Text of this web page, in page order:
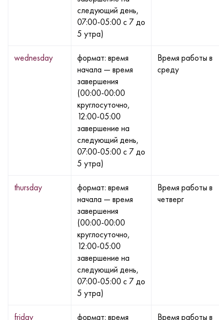
следующий день,
07:00-05:00 с 7 до
5 утра)
wednesday
формат: время
начала — время
завершения
(00:00-00:00
круглосуточно,
12:00-05:00
завершение на
следующий день,
07:00-05:00 с 7 до
5 утра)
Время работы в
среду
thursday
формат: время
начала — время
завершения
(00:00-00:00
круглосуточно,
12:00-05:00
завершение на
следующий день,
07:00-05:00 с 7 до
5 утра)
Время работы в
четверг
friday
формат: время
Время работы в